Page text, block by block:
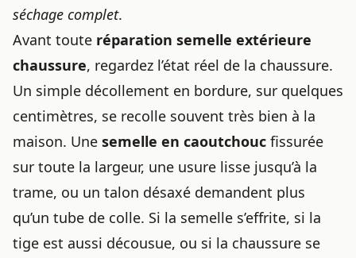
séchage complet.
Avant toute réparation semelle extérieure
chaussure, regardez l’état réel de la chaussure.
Un simple décollement en bordure, sur quelques
centimètres, se recolle souvent très bien à la
maison. Une semelle en caoutchouc fissurée
sur toute la largeur, une usure lisse jusqu’à la
trame, ou un talon désaxé demandent plus
qu’un tube de colle. Si la semelle s’effrite, si la
tige est aussi décousue, ou si la chaussure se